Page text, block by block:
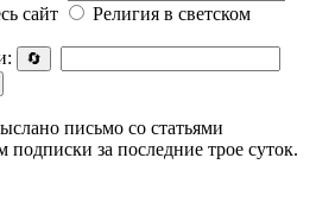
сайт
Религия в светском
🔄
письмо со статьями
за последние трое суток.